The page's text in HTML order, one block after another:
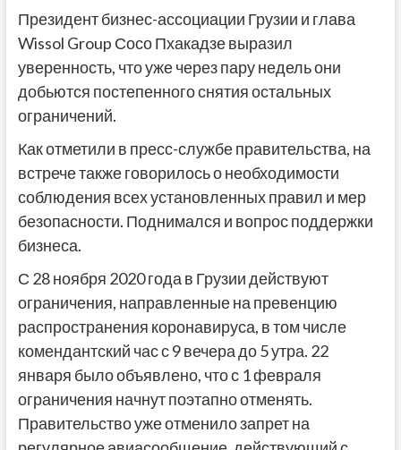
Президент бизнес-ассоциации Грузии и глава
Wissol Group Сосо Пхакадзе выразил
уверенность, что уже через пару недель они
добьются постепенного снятия остальных
ограничений.
Как отметили в пресс-службе правительства, на
встрече также говорилось о необходимости
соблюдения всех установленных правил и мер
безопасности. Поднимался и вопрос поддержки
бизнеса.
С 28 ноября 2020 года в Грузии действуют
ограничения, направленные на превенцию
распространения коронавируса, в том числе
комендантский час с 9 вечера до 5 утра. 22
января было объявлено, что с 1 февраля
ограничения начнут поэтапно отменять.
Правительство уже отменило запрет на